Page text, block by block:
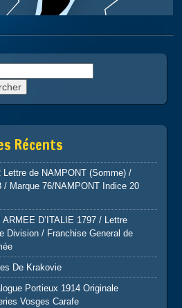
Récents
Lettre de NAMPONT (Somme) /
/ Marque 76/NAMPONT Indice 20
ARMEE D’ITALIE 1797 / Lettre
Division / Franchise General de
De Krakovie
Portieux 1914 Originale
Vosges Carafe